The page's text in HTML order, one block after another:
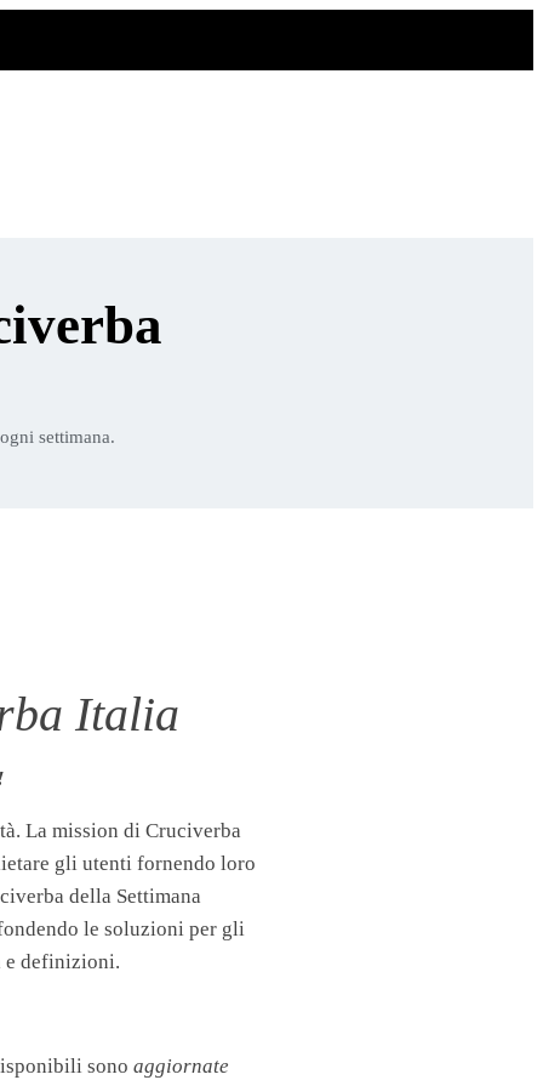
settimana.
Italia
La mission di Cruciverba
gli utenti fornendo loro
della Settimana
le soluzioni per gli
e definizioni.
sono aggiornate